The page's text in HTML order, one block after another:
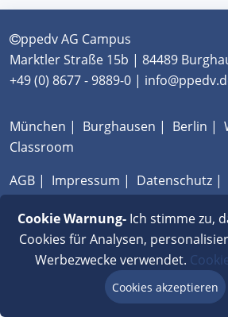
ppedv AG Campus
Marktler Straße 15b | 84489
+49 (0) 8677 - 9889-0 |
München | Burghausen | Berlin |
Classroom
AGB | Impressum | Datenschutz |
Cookie Warnung-Ich stimme zu,
Cookies für Analysen,
Werbezwecke verwendet.
Cookies akzeptieren